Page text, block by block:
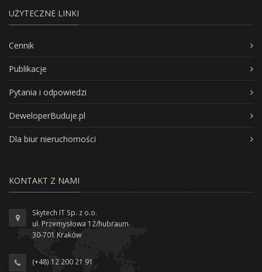
UŻYTECZNE LINKI
Cennik
Publikacje
Pytania i odpowiedzi
DeweloperBuduje.pl
Dla biur nieruchomości
KONTAKT Z NAMI
Skytech IT Sp. z o.o.
ul. Przemysłowa 12/hubraum
30-701 Kraków
(+48) 12 200 21 91